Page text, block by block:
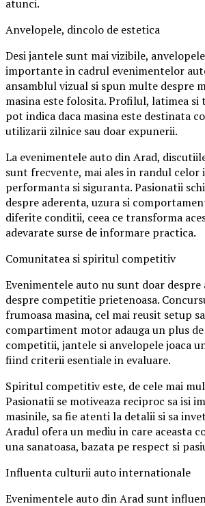
atunci.
Anvelopele, dincolo de estetica
Desi jantele sunt mai vizibile,
importante in cadrul evenimentelor
ansamblul vizual si spun multe despre
masina este folosita. Profilul, latimea
pot indica daca masina este destinata
utilizarii zilnice sau doar expunerii.
La evenimentele auto din Arad,
sunt frecvente, mai ales in randul celor
performanta si siguranta. Pasionatii
despre aderenta, uzura si
diferite conditii, ceea ce transforma
adevarate surse de informare practica.
Comunitatea si spiritul competitiv
Evenimentele auto nu sunt doar despre
despre competitie prietenoasa.
frumoasa masina, cel mai reusit setup
compartiment motor adauga un plus
competitii, jantele si anvelopele joaca
fiind criterii esentiale in evaluare.
Spiritul competitiv este, de cele mai
Pasionatii se motiveaza reciproc sa isi
masinile, sa fie atenti la detalii si sa
Aradul ofera un mediu in care aceasta
una sanatoasa, bazata pe respect si
Influenta culturii auto internationale
Evenimentele auto din Arad sunt